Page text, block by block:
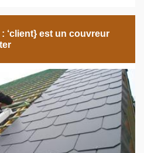
‘client} est un couvreur